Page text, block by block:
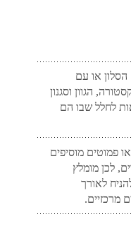
או עם
הגוון וסגנון
לחלל שבו הם
פמוטים מוסיפים
לכן מומלץ
לאורך
מרכזיים.